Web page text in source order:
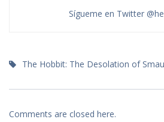
Sígueme en Twitter
The Hobbit: The Desolation of
Comments are closed here.